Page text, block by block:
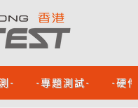
- -專題測試- -硬